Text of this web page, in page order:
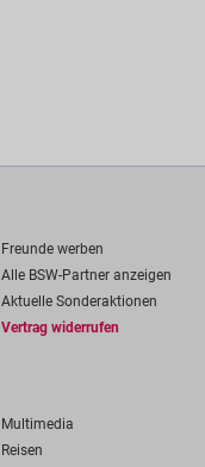
Freunde werben
Alle BSW-Partner anzeigen
Aktuelle Sonderaktionen
Vertrag widerrufen
Multimedia
Reisen